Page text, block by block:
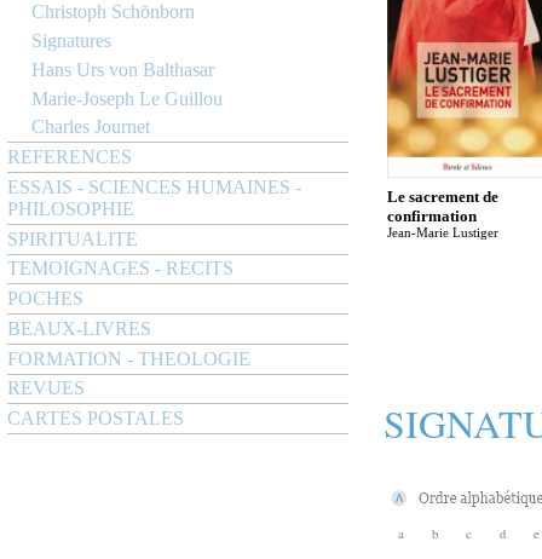
Christoph Schönborn
Signatures
Hans Urs von Balthasar
Marie-Joseph Le Guillou
Charles Journet
REFERENCES
ESSAIS - SCIENCES HUMAINES -
PHILOSOPHIE
SPIRITUALITE
TEMOIGNAGES - RECITS
POCHES
BEAUX-LIVRES
FORMATION - THEOLOGIE
REVUES
CARTES POSTALES
Le sacrement de
confirmation
Jean-Marie Lustiger
a b c d e